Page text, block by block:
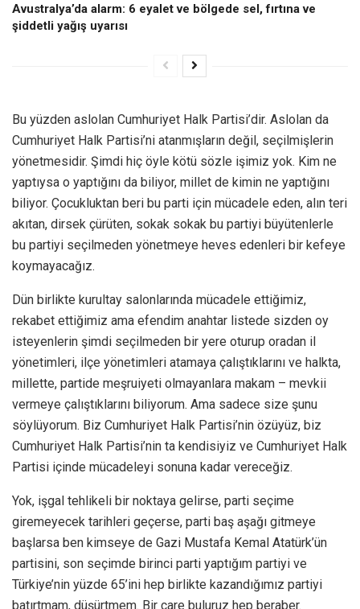
Avustralya’da alarm: 6 eyalet ve bölgede sel, fırtına ve
şiddetli yağış uyarısı
Bu yüzden aslolan Cumhuriyet Halk Partisi’dir. Aslolan da
Cumhuriyet Halk Partisi’ni atanmışların değil, seçilmişlerin
yönetmesidir. Şimdi hiç öyle kötü sözle işimiz yok. Kim ne
yaptıysa o yaptığını da biliyor, millet de kimin ne yaptığını
biliyor. Çocukluktan beri bu parti için mücadele eden, alın teri
akıtan, dirsek çürüten, sokak sokak bu partiyi büyütenlerle
bu partiyi seçilmeden yönetmeye heves edenleri bir kefeye
koymayacağız.
Dün birlikte kurultay salonlarında mücadele ettiğimiz,
rekabet ettiğimiz ama efendim anahtar listede sizden oy
isteyenlerin şimdi seçilmeden bir yere oturup oradan il
yönetimleri, ilçe yönetimleri atamaya çalıştıklarını ve halkta,
millette, partide meşruiyeti olmayanlara makam – mevkii
vermeye çalıştıklarını biliyorum. Ama sadece size şunu
söylüyorum. Biz Cumhuriyet Halk Partisi’nin özüyüz, biz
Cumhuriyet Halk Partisi’nin ta kendisiyiz ve Cumhuriyet Halk
Partisi içinde mücadeleyi sonuna kadar vereceğiz.
Yok, işgal tehlikeli bir noktaya gelirse, parti seçime
giremeyecek tarihleri geçerse, parti baş aşağı gitmeye
başlarsa ben kimseye de Gazi Mustafa Kemal Atatürk’ün
partisini, son seçimde birinci parti yaptığım partiyi ve
Türkiye’nin yüzde 65’ini hep birlikte kazandığımız partiyi
batırtmam, düşürtmem. Bir çare buluruz hep beraber.